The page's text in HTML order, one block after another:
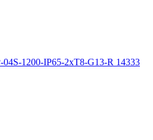
1200-IP65-2xT8-G13-R 14333